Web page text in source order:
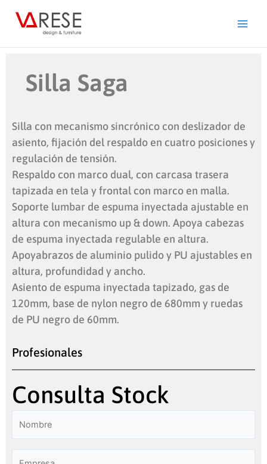
Silla Saga
Silla con mecanismo sincrónico con deslizador de
asiento, fijación del respaldo en cuatro posiciones y
regulación de tensión.
Respaldo con marco dual, con carcasa trasera
tapizada en tela y frontal con marco en malla.
Soporte lumbar de espuma inyectada ajustable en
altura con mecanismo up & down. Apoya cabezas
de espuma inyectada regulable en altura.
Apoyabrazos de aluminio pulido y PU ajustables en
altura, profundidad y ancho.
Asiento de espuma inyectada tapizado, gas de
120mm, base de nylon negro de 680mm y ruedas
de PU negro de 60mm.
Profesionales
Consulta Stock